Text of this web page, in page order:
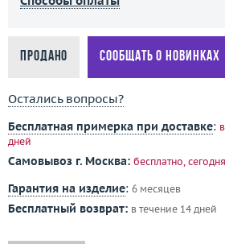
Продано Сообщать о новинках
Остались вопросы?
Бесплатная примерка при доставке:
дней
Самовывоз г. Москва: бесплатно, сегодня
Гарантия на изделие: 6 месяцев
Бесплатный возврат: в течение 14 дней